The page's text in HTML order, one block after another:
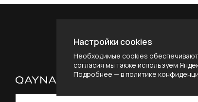
Настройки cookies
Необходимые cookies
согласия мы также используем
Подробнее — вполитике